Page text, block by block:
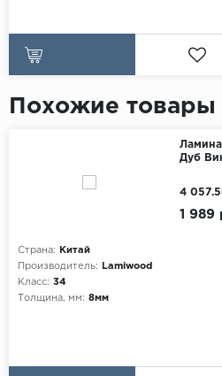
Похожие товары
Дуб
Страна:
Китай
Производитель:
Lamiwood
Класс: 34
Толщина, мм: 8мм
1 989
4